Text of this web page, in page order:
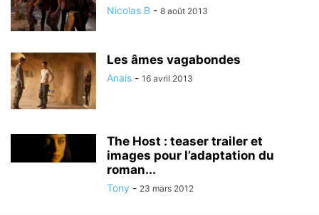
Nicolas B - 8 août 2013
Les âmes vagabondes
Anais - 16 avril 2013
The Host : teaser trailer et
images pour l’adaptation du
roman...
Tony - 23 mars 2012